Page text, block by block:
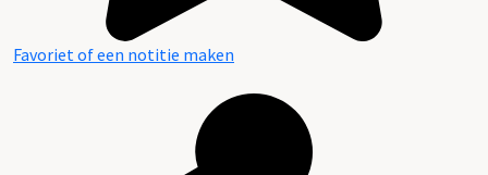
Favoriet of een notitie maken